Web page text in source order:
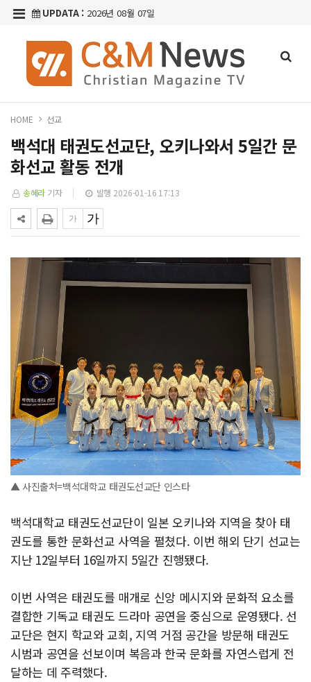
UPDATA : 2026년 08월 07일
HOME 선교
백석대 태권도선교단, 오키나와서 5일간 문
화선교 활동 전개
송혜라 기자 발행 2026-01-16 17:13
▲ 사진출처=백석대학교 태권도선교단 인스타
백석대학교 태권도선교단이 일본 오키나와 지역을 찾아 태
권도를 통한 문화선교 사역을 펼쳤다. 이번 해외 단기 선교는
지난 12일부터 16일까지 5일간 진행됐다.
이번 사역은 태권도를 매개로 신앙 메시지와 문화적 요소를
결합한 기독교 태권도 드라마 공연을 중심으로 운영됐다. 선
교단은 현지 학교와 교회, 지역 거점 공간을 방문해 태권도
시범과 공연을 선보이며 복음과 한국 문화를 자연스럽게 전
달하는 데 주력했다.